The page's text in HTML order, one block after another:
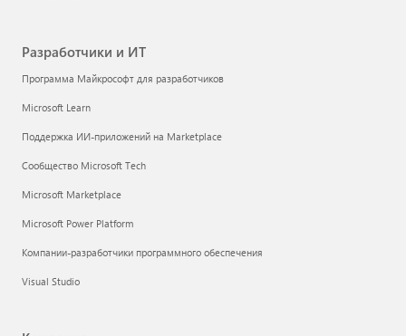
Разработчики и ИТ
Программа Майкрософт для разработчиков
Microsoft Learn
Поддержка ИИ-приложений на Marketplace
Сообщество Microsoft Tech
Microsoft Marketplace
Microsoft Power Platform
Компании-разработчики программного обеспечения
Visual Studio